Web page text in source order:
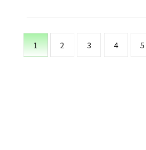
1 2 3 4 5